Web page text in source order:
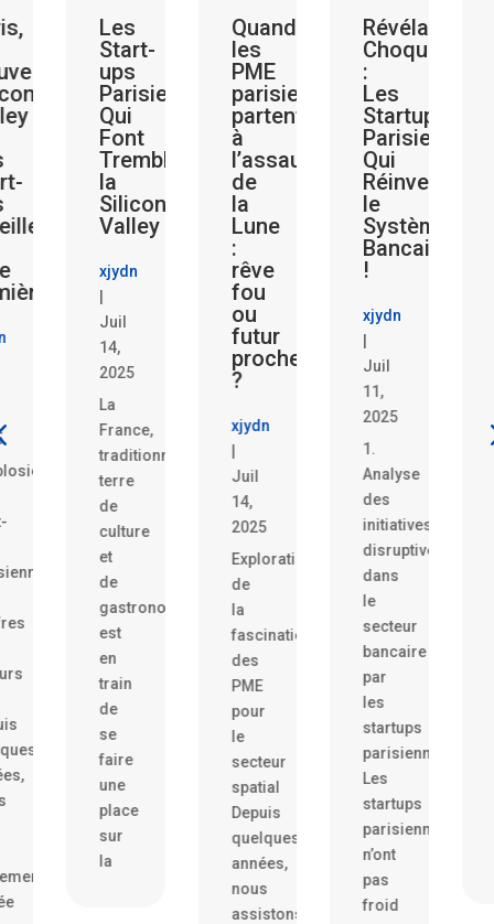
Les
Start-
ups
Parisiennes
Qui
Font
Trembler
la
Silicon
Valley
xjydn
|
Juil
14,
2025
La
France,
traditionnellement
terre
de
culture
et
de
gastronomie,
est
en
train
de
se
faire
une
place
sur
la
Quand
les
PME
parisiennes
partent
à
l’assaut
de
la
Lune
:
rêve
fou
ou
futur
proche
?
xjydn
|
Juil
14,
2025
Exploration
de
la
fascination
des
PME
pour
le
secteur
spatial
Depuis
quelques
années,
nous
assistons
Révélations
Choquantes
:
Les
Startups
Parisiennes
Qui
Réinventent
le
Système
Bancaire
!
xjydn
|
Juil
11,
2025
1.
Analyse
des
initiatives
disruptives
dans
le
secteur
bancaire
par
les
startups
parisiennes
Les
startups
parisiennes
n’ont
pas
froid